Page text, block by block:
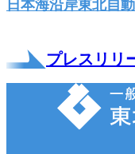
日本海沿岸東北自
プレスリリ